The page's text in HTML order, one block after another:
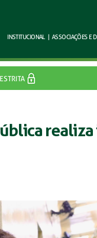
INSTITUCIONAL | ASSOCIAÇÕES E